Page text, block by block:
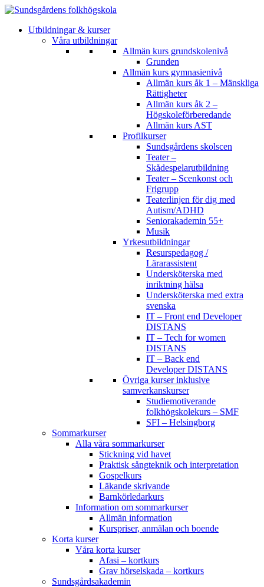
Utbildningar & kurser
Våra utbildningar
Allmän kurs grundskolenivå
Grunden
Allmän kurs gymnasienivå
Allmän kurs åk 1 – Mänskliga
Rättigheter
Allmän kurs åk 2 –
Högskoleförberedande
Allmän kurs AST
Profilkurser
Sundsgårdens skolscen
Teater –
Skådespelarutbildning
Teater – Scenkonst och
Frigrupp
Teaterlinjen för dig med
Autism/ADHD
Seniorakademin 55+
Musik
Yrkesutbildningar
Resurspedagog /
Lärarassistent
Undersköterska med
inriktning hälsa
Undersköterska med extra
svenska
IT – Front end Developer
DISTANS
IT – Tech for women
DISTANS
IT – Back end
Developer DISTANS
Övriga kurser inklusive
samverkanskurser
Studiemotiverande
folkhögskolekurs – SMF
SFI – Helsingborg
Sommarkurser
Alla våra sommarkurser
Stickning vid havet
Praktisk sångteknik och interpretation
Gospelkurs
Läkande skrivande
Barnkörledarkurs
Information om sommarkurser
Allmän information
Kurspriser, anmälan och boende
Korta kurser
Våra korta kurser
Afasi – kortkurs
Grav hörselskada – kortkurs
Sundsgårdsakademin